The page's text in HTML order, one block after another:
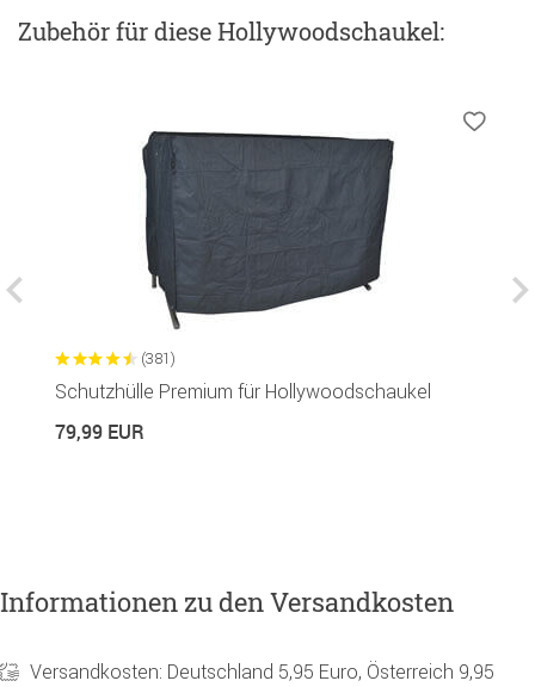
Zubehörfür diese Hollywoodschaukel:
(381)
Schutzhülle Premium für Hollywoodschaukel
79,99 EUR
Informationen zu den Versandkosten
Versandkosten: Deutschland 5,95 Euro, Österreich 9,95